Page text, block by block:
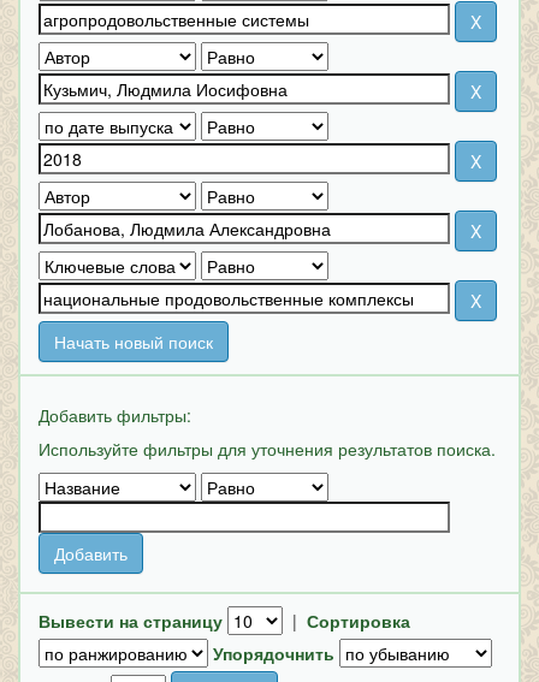
Начать новый поиск
Добавить фильтры:
Используйте фильтры для уточнения результатов поиска.
Вывести на страницу | Сортировка
Упорядочнить